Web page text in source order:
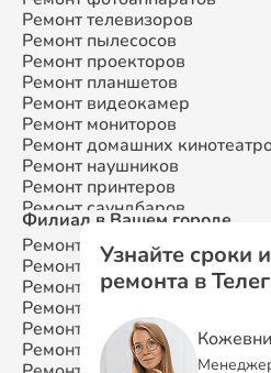
Ремонт телевизоров
Ремонт пылесосов
Ремонт проекторов
Ремонт планшетов
Ремонт видеокамер
Ремонт мониторов
Ремонт домашних
Ремонт наушников
Ремонт принтеров
Ремонт саундбаров
Ремонт VR систем
Ремонт сабвуферов
Ремонт посудомоечных машин
Филиал в Вашем городе
Ремонт SamsungМосква
Ремонт SamsungСанкт-
Ремонт SamsungКраснодар
Ремонт Samsung
Ремонт Samsung Нижний
Ремонт Samsung
Узнайте сроки
ремонта в